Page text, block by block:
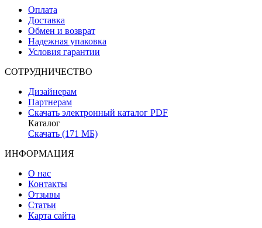
Оплата
Доставка
Обмен и возврат
Надежная упаковка
Условия гарантии
СОТРУДНИЧЕСТВО
Дизайнерам
Партнерам
Скачать электронный каталог PDF
Каталог
Скачать (171 МБ)
ИНФОРМАЦИЯ
О нас
Контакты
Отзывы
Статьи
Карта сайта